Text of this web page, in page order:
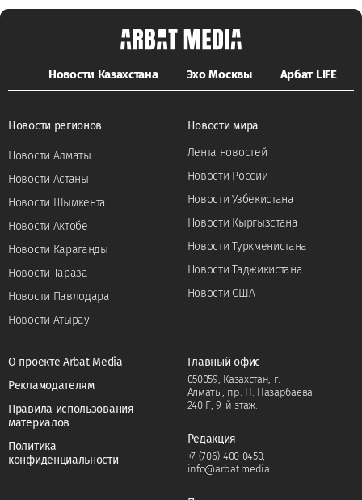
Новости Казахстана Эхо Москвы Арбат LIFE
Новости регионов
Новости Алматы
Новости Астаны
Новости Шымкента
Новости Актобе
Новости Караганды
Новости Тараза
Новости Павлодара
Новости Атырау
Новости мира
Лента новостей
Новости России
Новости Узбекистана
Новости Кыргызстана
Новости Туркменистана
Новости Таджикистана
Новости США
О проекте Arbat Media
Рекламодателям
Правила использования
материалов
Политика
конфиденциальности
Главный офис
050059, Казахстан, г.
Алматы, пр. Н. Назарбаева
240 Г, 9-й этаж.
Редакция
+7 (706) 400 0450,
info@arbat.media